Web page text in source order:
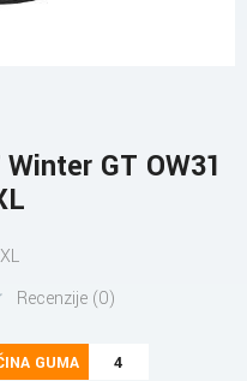
GT OW31
Recenzije (0)
GUMA 4